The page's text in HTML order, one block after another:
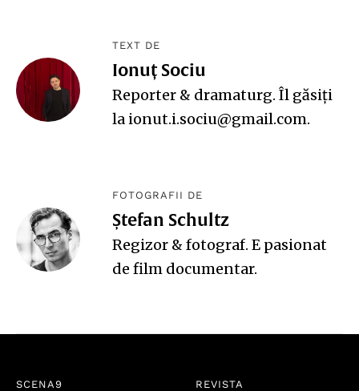
TEXT DE
Ionuț Sociu
Reporter & dramaturg. Îl găsiți
la ionut.i.sociu@gmail.com.
FOTOGRAFII DE
Ștefan Schultz
Regizor & fotograf. E pasionat
de film documentar.
SCENA9 REVISTA